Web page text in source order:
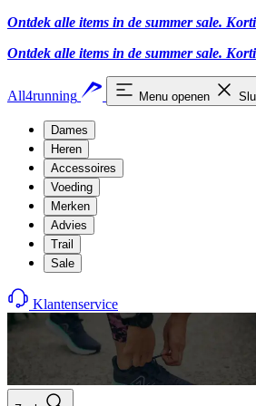
Ontdek alle items in de summer sale.
Ontdek alle items in de summer sale.
All4running Menu openen
Dames
Heren
Accessoires
Voeding
Merken
Advies
Trail
Sale
Klantenservice